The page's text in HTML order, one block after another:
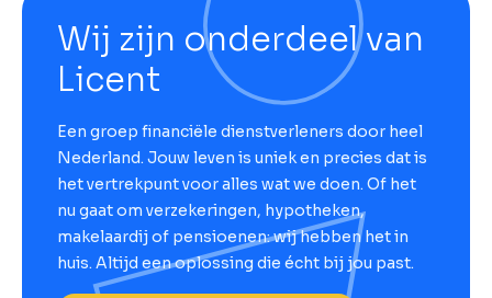
Wij zijn onderdeel van
Licent
Een groep financiële dienstverleners door heel
Nederland. Jouw leven is uniek en precies dat is
het vertrekpunt voor alles wat we doen. Of het
nu gaat om verzekeringen, hypotheken,
makelaardij of pensioenen: wij hebben het in
huis. Altijd een oplossing die écht bij jou past.